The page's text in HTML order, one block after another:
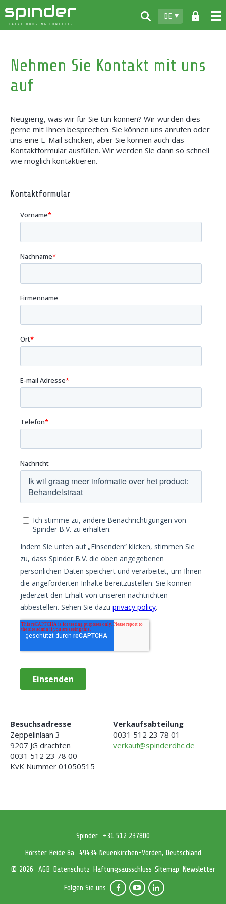
DE
Produkte
Vertragshändler
News
Nehmen Sie Kontakt mit uns
auf
Neugierig, was wir für Sie tun können? Wir würden dies
gerne mit Ihnen besprechen. Sie können uns anrufen oder
uns eine E-Mail schicken, aber Sie können auch das
Kontaktformular ausfüllen. Wir werden Sie dann so schnell
wie möglich kontaktieren.
Kontaktformular
Besuchsadresse
Zeppelinlaan 3
9207 JG drachten
0031 512 23 78 00
KvK Nummer 01050515
Verkaufsabteilung
0031 512 23 78 01
verkauf@spinderdhc.de
Spinder
+31 512 237800
Hörster Heide 8a 49434 Neuenkirchen-Vörden, Deutschland
© 2026
AGB Datenschutz Haftungsausschluss Sitemap Newsletter
Folgen Sie uns